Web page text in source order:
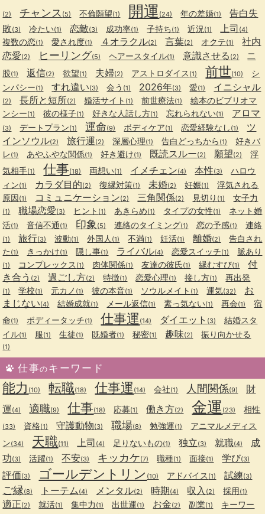
(2) チャンス (5) 不倫願望(1) 開運 (24) 年の差婚(1)
告白失
敗(3) 冷たい(1) 恋敵(3) 成功率(1) 子持ち(1) 近況 (1) 上司 (4)
複数の恋(1) 愛され度(1) ４オラクル(2) 言葉(2) オクテ(1)
社内
恋愛(2) ヒーリング(5) ヘアースタイル(1) 意識させる (2)
二
股(1) 返信(2) 欲望(1) 夫婦(2) アストロダイス (1) 前世(10)
シ
ンパシー(1) すれ違い(3) 会う (1) 2026年(3) 愛(1) イニシャル
(2) 長所と短所(2) 婚活サイト (1) 前世療法(1)
絵本のビブリオマ
ンシー(1) 彼の様子(1) 好きな人話し方(1) 忘れられない(1) アロマ
(3) デートプラン(1) 運命(9) ボディケア(1) 恋愛経験なし (1)
ツ
インソウル(2) 旅行運(2) 深層心理(1) 告白どっちから (1)
好きバ
レ(1) あやふやな関係(1) 好き避け(1) 既読スルー(2) 願望(2)
浮
気相手(1) 仕事(18) 両想い(1) イメチェン(4) 本性(3)
ハロウ
ィン(1) カラダ目的(2) 復縁対策(1) 未婚(2) 妊娠(1)
浮気される
原因(1) コミュニケーション(2) 三角関係(2) 見切り (1) 女子力
(1) 職場恋愛(3) ヒント (1) あきらめ(1) タイプの女性(1)
ネット婚
活(1) 音信不通 (1) 印象 (5) 連絡のタイミング(1) 恋の予感(1) 連絡
(1) 旅行(3) 波動(1) 外国人 (1) 不満(1) 妊活(1) 離婚(2)
告白され
た (1) きっかけ(1) 隠し事(1) ライバル(4) 恋愛スイッチ(1) 脈あり
(1) コンプレックス (1) 肉体関係(1) 友達の彼氏(1) 縁むすび(1)
付
き合う (2) 過ごし方(2) 特徴(1) 恋愛心理(1) 接し方(1) 再出発
(1) 学校(1) 元カノ (1) 彼の本音(1) ソウルメイト (1) 運気(32)
お
まじない(4) 結婚成就(1) メール返信(1) 素っ気ない(1) 再会(1)
宿
命(1) ボディータッチ(1) 仕事運 (14) ダイエット (3)
結婚スタ
イル(1) 服(1) 生徒(1) 既婚者(1) 秘密(1) 趣味(2) 振り向かせる
(1)
仕事のキーワード
能力 (10) 転職(18) 仕事運 (14) 会社(1) 人間関係(9)
財
運(4) 適職(9) 仕事(18) 応募(1) 働き方(2) 金運 (23) 相性
(33) 資格(1) 守護動物(3) 職場(8) 勉強運(1)
アニマルメディス
ン(34) 天職(11) 上司 (4) 足りないもの(1) 独立(3) 就職(4)
成
功(3) 活躍(1) 不安(3) キッカケ(7) 職種(1) 面接(1) 学び(3)
評価(3) ゴールデントリン (10) アドバイス (1) 試練(3)
ご縁(8) トーテム (4) メンタル(2) 時期(4) 収入 (2) 採用(1)
適正(2) 就活(1) 集中力 (1) 出世運(1) お金(2) 副業(1)
キーワー